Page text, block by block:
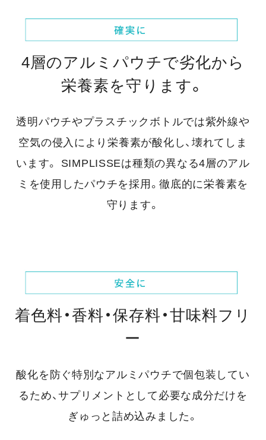
4層のアルミパウチで劣化から
栄養素を守ります。
透明パウチやプラスチックボトルでは紫外線や
空気の侵入により栄養素が酸化し、壊れてしま
います。
SIMPLISSEは種類の異なる4層のアル
ミを使用したパウチを採用。徹底的に栄養素を
守ります。
着色料・香料・保存料・甘味料フリ
ー
酸化を防ぐ特別なアルミパウチで個包装してい
るため、サプリメントとして必要な成分だけを
ぎゅっと詰め込みました。